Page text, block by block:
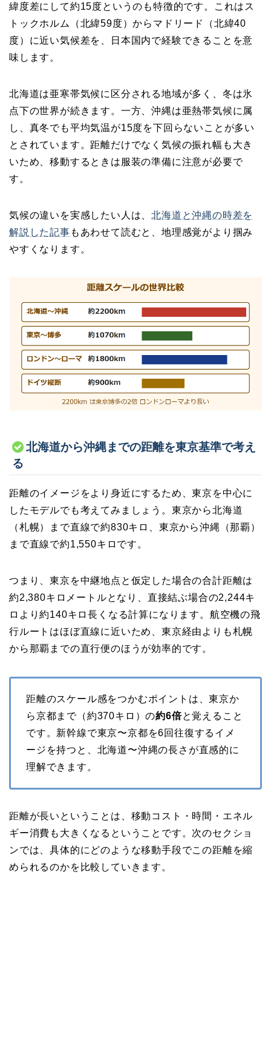
緯度差にして約15度というのも特徴的です。これはス
トックホルム（北緯59度）からマドリード（北緯40
度）に近い気候差を、日本国内で経験できることを意
味します。
北海道は亜寒帯気候に区分される地域が多く、冬は氷
点下の世界が続きます。一方、沖縄は亜熱帯気候に属
し、真冬でも平均気温が15度を下回らないことが多い
とされています。距離だけでなく気候の振れ幅も大き
いため、移動するときは服装の準備に注意が必要で
す。
気候の違いを実感したい人は、北海道と沖縄の時差を
解説した記事 もあわせて読むと、地理感覚がより掴み
やすくなります。
北海道から沖縄までの距離を東京基準で考え
る
距離のイメージをより身近にするため、東京を中心に
したモデルでも考えてみましょう。東京から北海道
（札幌）まで直線で約830キロ、東京から沖縄（那覇）
まで直線で約1,550キロです。
つまり、東京を中継地点と仮定した場合の合計距離は
約2,380キロメートルとなり、直接結ぶ場合の2,244キ
ロより約140キロ長くなる計算になります。航空機の飛
行ルートはほぼ直線に近いため、東京経由よりも札幌
から那覇までの直行便のほうが効率的です。
距離のスケール感をつかむポイントは、東京か
ら京都まで（約370キロ）の約6倍と覚えること
です。新幹線で東京〜京都を6回往復するイメ
ージを持つと、北海道〜沖縄の長さが直感的に
理解できます。
距離が長いということは、移動コスト・時間・エネル
ギー消費も大きくなるということです。次のセクショ
ンでは、具体的にどのような移動手段でこの距離を縮
められるのかを比較していきます。